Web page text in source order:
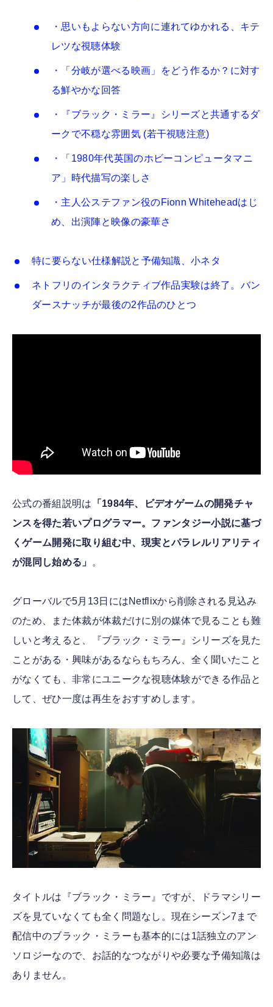
・思いもよらない方向に連れてゆかれる、キテ
レツな視聴体験
・「分岐が選べる映画」をどう作るか？に対す
る鮮やかな回答
・『ブラック・ミラー』シリーズと共通するダ
ークで不穏な雰囲気 (若干視聴注意)
・「1980年代英国のホビーコンピュータマニ
ア」時代描写の楽しさ
・主人公ステファン役のFionn Whiteheadはじ
め、出演陣と映像の豪華さ
特に要らない仕様解説と予備知識、小ネタ
ネトフリのインタラクティブ作品実験は終了。バン
ダースナッチが最後の2作品のひとつ
公式の番組説明は 「1984年、ビデオゲームの開発チャ
ンスを得た若いプログラマー。ファンタジー小説に基づ
くゲーム開発に取り組む中、現実とパラレルリアリティ
が混同し始める」
。
グローバルで5月13日にはNetflixから削除される見込み
のため、また体裁が体裁だけに別の媒体で見ることも難
しいと考えると、『ブラック・ミラー』シリーズを見た
ことがある・興味があるならもちろん、全く聞いたこと
がなくても、非常にユニークな視聴体験ができる作品と
して、ぜひ一度は再生をおすすめします。
タイトルは『ブラック・ミラー』ですが、ドラマシリー
ズを見ていなくても全く問題なし。現在シーズン7まで
配信中のブラック・ミラーも基本的には1話独立のアン
ソロジーなので、お話的なつながりや必要な予備知識は
ありません。